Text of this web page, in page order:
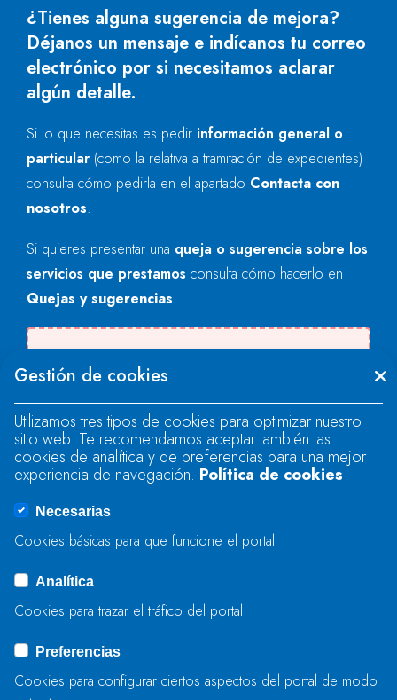
¿Tienes alguna sugerencia de mejora?
Déjanos un mensaje e indícanos tu correo
electrónico por si necesitamos aclarar
algún detalle.
Si lo que necesitas es pedir información general o
particular (como la relativa a tramitación de expedientes)
consulta cómo pedirla en el apartado Contacta con
nosotros.
Si quieres presentar una queja o sugerencia sobre los
servicios que prestamos consulta cómo hacerlo en
Quejas y sugerencias.
"text".
Se produjo un error al cargar el campo
"text".
Se produjo un error al cargar el campo
ENVIAR
Gestión de cookies
Utilizamos tres tipos de cookies para optimizar nuestro
sitio web. Te recomendamos aceptar también las
cookies de analítica y de preferencias para una mejor
experiencia de navegación. Política de cookies
Necesarias
Cookies básicas para que funcione el portal
Analítica
Cookies para trazar el tráfico del portal
Preferencias
Cookies para configurar ciertos aspectos del portal de modo